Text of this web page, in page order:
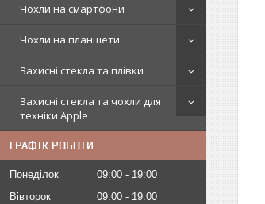
Чохли на смартфони
Чохли на планшети
Захисні стекла та плівки
Захисні стекла та чохли для
техніки Apple
ГРАФІК РОБОТИ
Понеділок 09:00
19:00
Вівторок
09:00
19:00